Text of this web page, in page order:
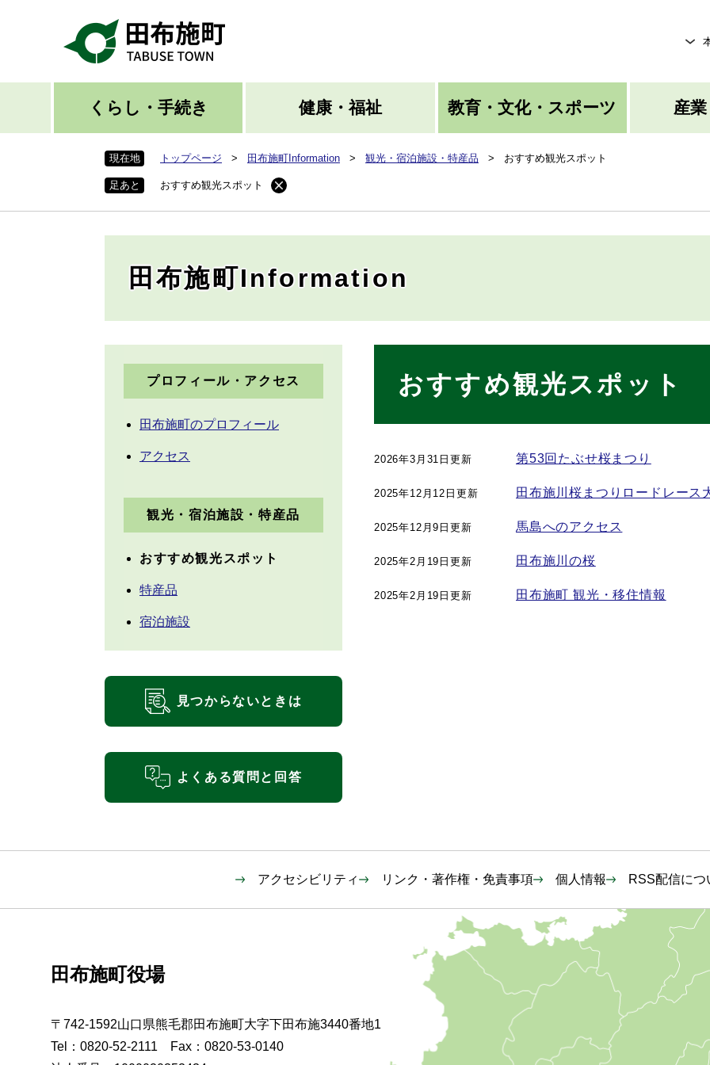
先
くらし・手続き 健康・福祉 教育・文化・スポーツ 産
現在地 トップページ > 田布施町Information > 観光・宿泊施設・特産品 > おすすめ観光スポット
足あと おすすめ観光スポット
田布施町Information
おすすめ観光スポット
2026年3月31日更新 第53回たぶせ桜まつり
2025年12月12日更新 田布施川桜まつりロードレース
2025年12月9日更新 馬島へのアクセス
2025年2月19日更新 田布施川の桜
2025年2月19日更新 田布施町 観光・移住情報
プロフィール・アクセス
田布施町のプロフィール
アクセス
観光・宿泊施設・特産品
おすすめ観光スポット
特産品
宿泊施設
見つからないときは
よくある質問と回答
アクセシビリティ リンク・著作権・免責事項 個人情報 RSS配信につ
田布施町役場
〒742-1592山口県熊毛郡田布施町大字下田布施3440番地1
Tel：0820-52-2111 Fax：0820-53-0140